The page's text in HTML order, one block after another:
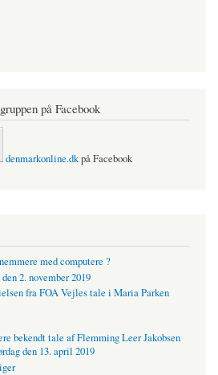
på Facebook
denmarkonline.dkpå Facebook
med computere ?
2. november 2019
fra FOA Vejles tale i Maria Parken
bekendt tale af Flemming Leer Jakobsen
den 13. april 2019